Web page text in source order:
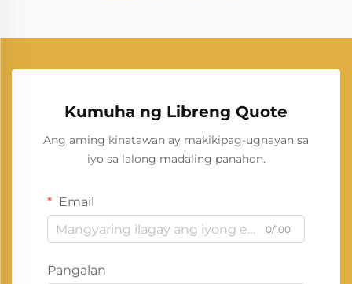
Kumuha ng Libreng Quote
Ang aming kinatawan ay makikipag-ugnayan sa
iyo sa lalong madaling panahon.
Email
0/100
Pangalan